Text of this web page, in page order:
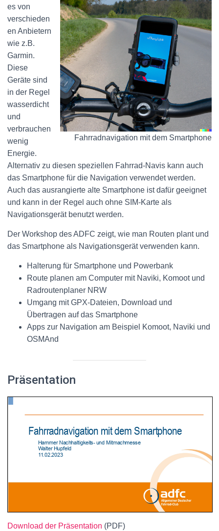
Fahrradnavigation mit dem Smartphone
es von
verschieden
en Anbietern
wie z.B.
Garmin.
Diese
Geräte sind
in der Regel
wasserdicht
und
verbrauchen
wenig
Energie.
Alternativ zu diesen speziellen Fahrrad-Navis kann auch
das Smartphone für die Navigation verwendet werden.
Auch das ausrangierte alte Smartphone ist dafür geeignet
und kann in der Regel auch ohne SIM-Karte als
Navigationsgerät benutzt werden.
Der Workshop des ADFC zeigt, wie man Routen plant und
das Smartphone als Navigationsgerät verwenden kann.
Halterung für Smartphone und Powerbank
Route planen am Computer mit Naviki, Komoot und
Radroutenplaner NRW
Umgang mit GPX-Dateien, Download und
Übertragen auf das Smartphone
Apps zur Navigation am Beispiel Komoot, Naviki und
OSMAnd
Präsentation
Download der Präsentation (PDF)